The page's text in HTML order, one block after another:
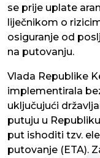
se prije uplate
liječnikom o
osiguranje od
na putovanju.
Vlada Republike
implementirala
uključujući
putuju u
put ishoditi tzv.
putovanje (ETA).